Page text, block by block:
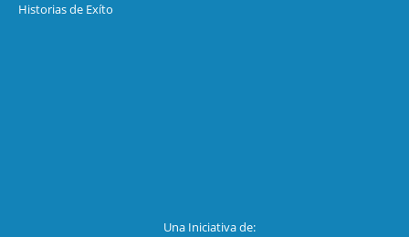
Historias de Exíto
Una Iniciativa de: